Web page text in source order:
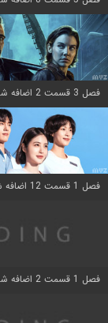
فصل 3 قسمت 2 اضافه شد
فصل 1 قسمت 12 اضافه شد
فصل 1 قسمت 2 اضافه شد